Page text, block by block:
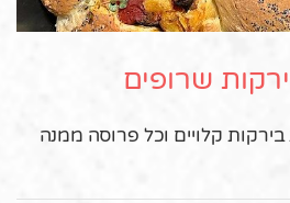
שרופים
קלויים וכל פרוסה ממנה